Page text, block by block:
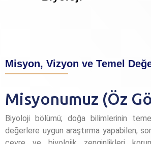
AKREDITASYON
LISANS
LISANSÜSTÜ
Misyon, Vizyon ve Temel
Misyonumuz (Öz
Biyoloji bölümü; doğa bilimlerinin
değerlere uygun araştırma yapabilen,